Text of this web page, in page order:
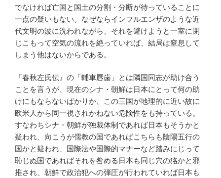
でなければ亡国と国土の分割・分断が待っていることに
一点の疑いもない。なぜならインフルエンザのような近
代文明の波に洗われながら、それを避けようと一室に閉
じこもって空気の流れを絶っていれば、結局は窒息して
しまう他はないからである。
『春秋左氏伝』の「輔車唇歯」とは隣国同志が助け合う
ことを言うが、現在のシナ・朝鮮は日本にとって何の助
けにもならないばかりか、この三国が地理的に近い故に
欧米人から同一視されかねない危険性をも持っている。
すなわちシナ・朝鮮が独裁体制であれば日本もそうかと
疑われ、向こうが儒教の国であればこちらも陰陽五行の
国かと疑われ、国際法や国際的マナーなど踏みにじって
恥じぬ国であればそれを咎める日本も同じ穴の狢かと邪
推され、朝鮮で政治犯への弾圧が行われていれば日本も